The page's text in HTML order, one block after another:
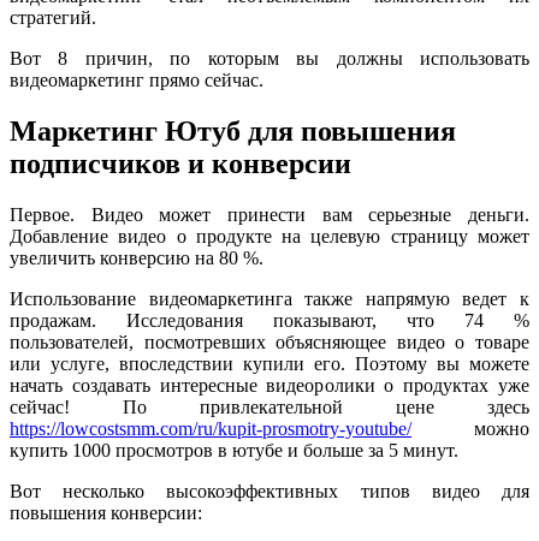
стратегий.
Вот 8 причин, по которым вы должны использовать
видеомаркетинг прямо сейчас.
Маркетинг Ютуб для повышения
подписчиков и конверсии
Первое. Видео может принести вам серьезные деньги.
Добавление видео о продукте на целевую страницу может
увеличить конверсию на 80 %.
Использование видеомаркетинга также напрямую ведет к
продажам. Исследования показывают, что 74 %
пользователей, посмотревших объясняющее видео о товаре
или услуге, впоследствии купили его. Поэтому вы можете
начать создавать интересные видеоролики о продуктах уже
сейчас! По привлекательной цене здесь
https://lowcostsmm.com/ru/kupit-prosmotry-youtube/можно
купить 1000 просмотров в ютубе и больше за 5 минут.
Вот несколько высокоэффективных типов видео для
повышения конверсии: